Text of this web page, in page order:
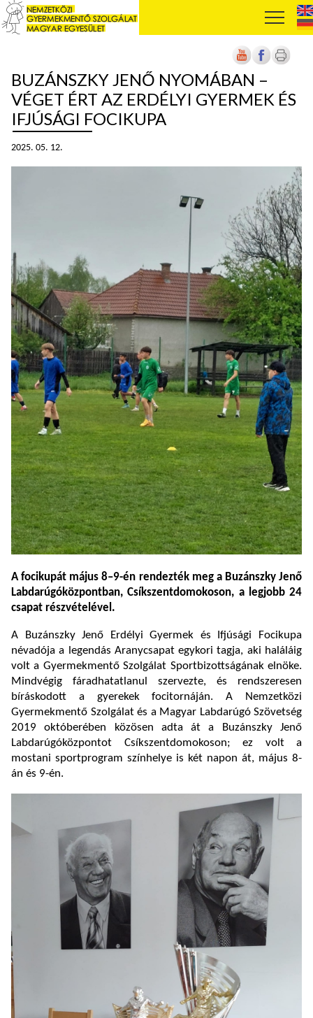
BUZÁNSZKY JENŐ NYOMÁBAN –
VÉGET ÉRT AZ ERDÉLYI GYERMEK ÉS
IFJÚSÁGI FOCIKUPA
2025. 05. 12.
A focikupát május8–9-én rendezték meg a Buzánszky Jenő
Labdarúgóközpontban,Csíkszentdomokoson, alegjobb 24
csapat részvételével.
A Buzánszky Jenő Erdélyi Gyermek és Ifjúsági Focikupa
névadója a legendás Aranycsapat egykori tagja, aki haláláig
volt a Gyermekmentő Szolgálat Sportbizottságának elnöke.
Mindvégig fáradhatatlanul szervezte, és rendszeresen
bíráskodott a gyerekek focitornáján. A Nemzetközi
Gyermekmentő Szolgálat és a Magyar Labdarúgó Szövetség
2019 októberében közösen adta át a Buzánszky Jenő
Labdarúgóközpontot Csíkszentdomokoson; ez volt a
mostani sportprogram színhelye is két napon át, május 8-
án és 9-én.